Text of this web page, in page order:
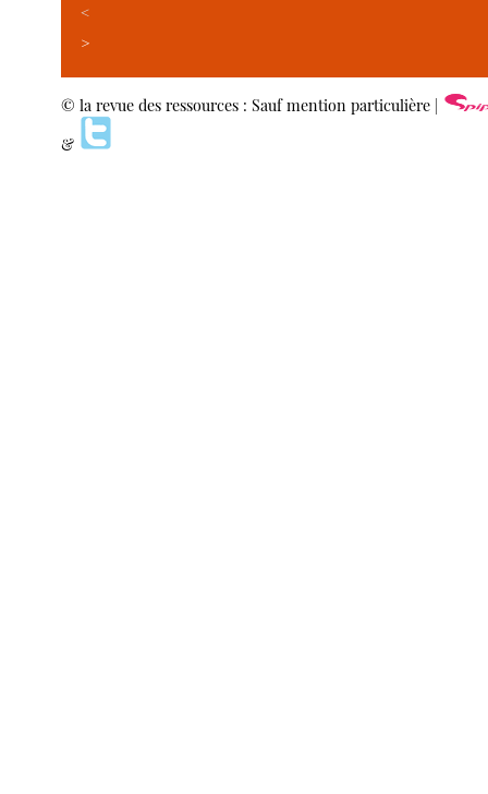
<
>
© la revue des ressources : Sauf mention particulière |
&